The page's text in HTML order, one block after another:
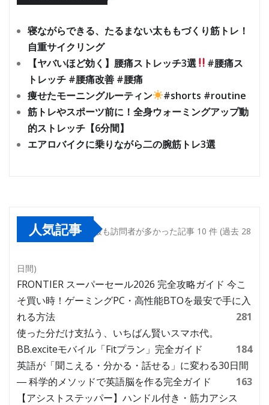
寝ながらできる、たるまない太ももづくり筋トレ！
自重サイクリング
【ヤバいほど効く】腰痛ストレッチ3選
#腰痛ス
トレッチ #腰痛改善 #腰痛
痩せたモーニングルーティン
#shorts #routine
筋トレやスポーツ前に！全身ウォーミングアップ動
的ストレッチ【6分間】
エアロバイクに乗りながら二の腕筋トレ3選
人気記事 最も訪問者が多かった記事 10 件 (過去 28
日間)
FRONTIER スーパーセール2026 完全攻略ガイド 今こ
そ買い時！ゲーミングPC・高性能BTOを最安で手に入
れる方法
281
使った分だけ支払う、いちばん賢いスマホ代。
BB.exciteモバイル「Fitプラン」完全ガイド
184
英語が「聞こえる・分かる・話せる」に変わる30日間
― 科学的メソッドで英語脳を作る完全ガイド
163
【アシストステッパー】ハンドル付き・筋力アシス